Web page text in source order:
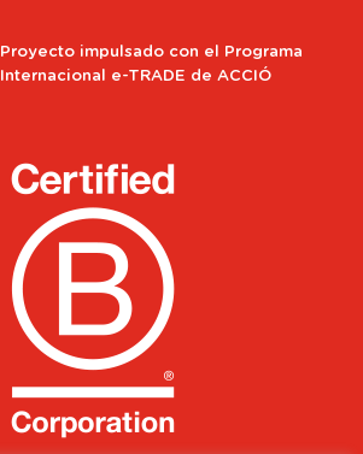
Proyecto impulsado con el Programa
Internacional e-TRADE de ACCIÓ